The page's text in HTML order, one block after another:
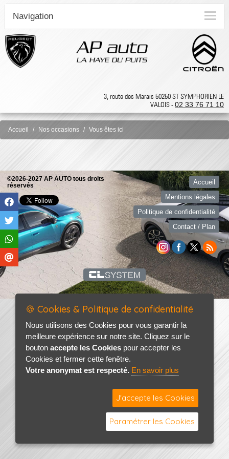
Navigation
3, route des Marais 50250 ST SYMPHORIEN LE
VALOIS -02 33 76 71 10
Accueil Nos occasions Vous êtes ici
©2026-2027 AP AUTO tous droits
réservés
Accueil
Mentions légales
Politique de confidentialité
Contact / Plan
🍪 Cookies & Politique de confidentialité
Nous utilisons des Cookies pour vous garantir la
meilleure expérience sur notre site. Cliquez sur le
bouton accepte les Cookies pour accepter les
Cookies et fermer cette fenêtre.
Votre anonymat est respecté. En savoir plus
J'accepte les Cookies
Paramétrer les Cookies